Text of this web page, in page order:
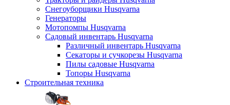
Снегоуборщики Husqvarna
Генераторы
Мотопомпы Husqvarna
Садовый инвентарь Husqvarna
Различный инвентарь Husqvarna
Секаторы и сучкорезы Husqvarna
Пилы садовые Husqvarna
Топоры Husqvarna
Строительная техника